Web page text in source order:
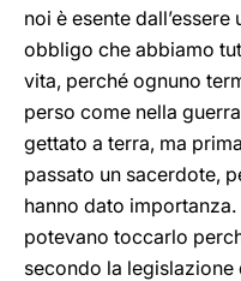
noi è esente
obbligo che abbiamo
vita, perché ognuno
perso come nella
gettato a terra, ma
passato un sacerdote,
hanno dato
potevano toccarlo
secondo la